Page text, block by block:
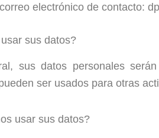
electrónico de contacto:
sus datos?
sus datos personales
ser usados para otras
usar sus datos?